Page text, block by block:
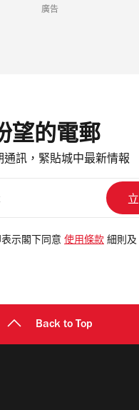
廣告
望的電郵
通訊，緊貼城中最新情報
示閣下同意 使用條款 細則及
Back to Top